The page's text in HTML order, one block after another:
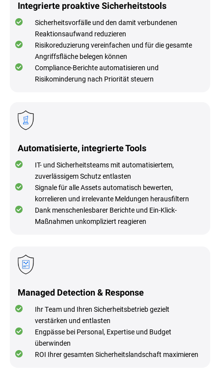
Integrierte proaktive Sicherheitstools
Sicherheitsvorfälle und den damit verbundenen
Reaktionsaufwand reduzieren
Risikoreduzierung vereinfachen und für die gesamte
Angriffsfläche belegen können
Compliance-Berichte automatisieren und
Risikominderung nach Priorität steuern
Automatisierte, integrierte Tools
IT- und Sicherheitsteams mit automatisiertem,
zuverlässigem Schutz entlasten
Signale für alle Assets automatisch bewerten,
korrelieren und irrelevante Meldungen herausfiltern
Dank menschenlesbarer Berichte und Ein-Klick-
Maßnahmen unkompliziert reagieren
Managed Detection & Response
Ihr Team und Ihren Sicherheitsbetrieb gezielt
verstärken und entlasten
Engpässe bei Personal, Expertise und Budget
überwinden
ROI Ihrer gesamten Sicherheitslandschaft maximieren